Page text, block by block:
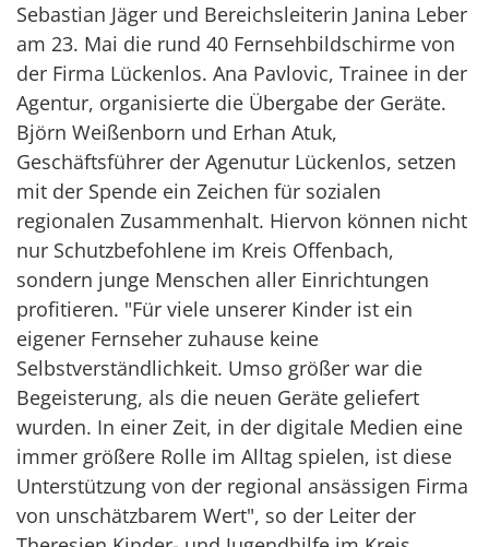
Sebastian Jäger und Bereichsleiterin Janina Leber
am 23. Mai die rund 40 Fernsehbildschirme von
der Firma Lückenlos. Ana Pavlovic, Trainee in der
Agentur, organisierte die Übergabe der Geräte.
Björn Weißenborn und Erhan Atuk,
Geschäftsführer der Agenutur Lückenlos, setzen
mit der Spende ein Zeichen für sozialen
regionalen Zusammenhalt. Hiervon können nicht
nur Schutzbefohlene im Kreis Offenbach,
sondern junge Menschen aller Einrichtungen
profitieren. "Für viele unserer Kinder ist ein
eigener Fernseher zuhause keine
Selbstverständlichkeit. Umso größer war die
Begeisterung, als die neuen Geräte geliefert
wurden. In einer Zeit, in der digitale Medien eine
immer größere Rolle im Alltag spielen, ist diese
Unterstützung von der regional ansässigen Firma
von unschätzbarem Wert", so der Leiter der